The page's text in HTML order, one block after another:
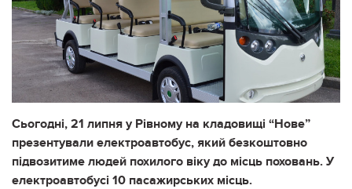
Сьогодні, 21 липня у Рівному на кладовищі “Нове”
презентували електроавтобус, який безкоштовно
підвозитиме людей похилого віку до місць поховань. У
електроавтобусі 10 пасажирських місць.